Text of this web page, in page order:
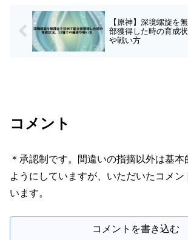
【原神】深境螺旋を
部獲得した時の育成
や戦い方
コメント
＊承認制です。間違いの指摘以外は基
ようにしていますが、いただいたコメン
います。
コメントを書き込む